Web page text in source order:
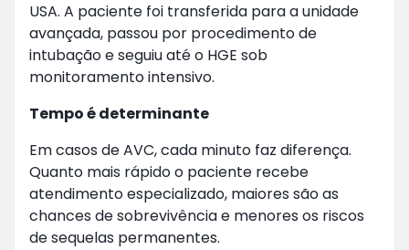
USA. A paciente foi transferida para a unidade
avançada, passou por procedimento de
intubação e seguiu até o HGE sob
monitoramento intensivo.
Tempo é determinante
Em casos de AVC, cada minuto faz diferença.
Quanto mais rápido o paciente recebe
atendimento especializado, maiores são as
chances de sobrevivência e menores os riscos
de sequelas permanentes.